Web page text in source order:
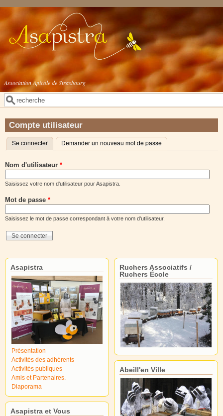
Aller au contenu principal
Association Apicole de Strasbourg
Formulaire de recherche
Rechercher
Compte utilisateur
Onglets principaux
Se connecter (onglet actif)
Demander un nouveau mot de passe
Nom d'utilisateur *
Saisissez votre nom d'utilisateur pour Asapistra.
Mot de passe *
Saisissez le mot de passe correspondant à votre nom d'utilisateur.
Asapistra
Présentation
Activités des adhérents
Activités publiques
Amis et Partenaires.
Diaporama
Asapistra et Vous
Ruchers Associatifs /
Ruchers École
Abeill'en Ville